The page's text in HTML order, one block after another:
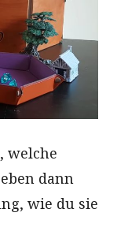
welche
dann
wie du sie